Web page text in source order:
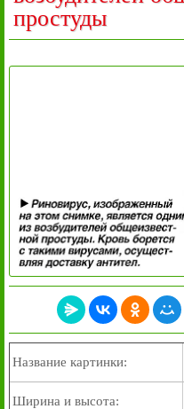
простуды
Название картинки:
Ширина и высота: